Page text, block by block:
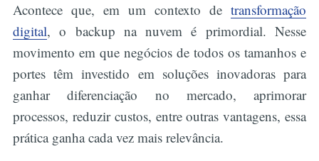
Acontece que, em um contexto detransformação
digital, o backup na nuvem é primordial. Nesse
movimento em que negócios de todos os tamanhos e
portes têm investido em soluções inovadoras para
ganhar diferenciação no mercado, aprimorar
processos, reduzir custos, entre outras vantagens, essa
prática ganha cada vez mais relevância.